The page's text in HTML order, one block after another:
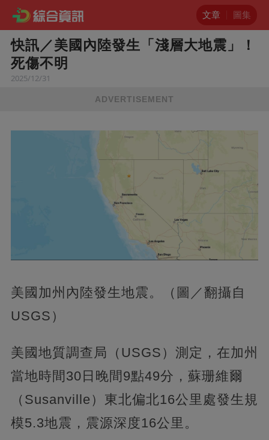
文章 圖集
快訊／美國內陸發生「淺層大地震」！
死傷不明
2025/12/31
ADVERTISEMENT
美國加州內陸發生地震。（圖／翻攝自
USGS）
美國地質調查局（USGS）測定，在加州
當地時間30日晚間9點49分，蘇珊維爾
（Susanville）東北偏北16公里處發生規
模5.3地震，震源深度16公里。